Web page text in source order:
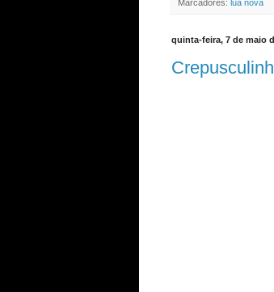
Marcadores: lua nova
quinta-feira, 7 de maio